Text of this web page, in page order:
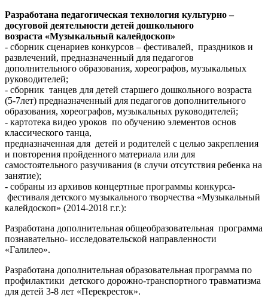
Разработана педагогическая технология культурно –
досуговой деятельности детей дошкольного
возраста «Музыкальный калейдоскоп»
- сборник сценариев конкурсов – фестивалей, праздников и
развлечений, предназначенный для педагогов
дополнительного образования, хореографов, музыкальных
руководителей;
- сборник танцев для детей старшего дошкольного возраста
(5-7лет) предназначенный для педагогов дополнительного
образования, хореографов, музыкальных руководителей;
- картотека видео уроков по обучению элементов основ
классического танца,
предназначенная для детей и родителей с целью закрепления
и повторения пройденного материала или для
самостоятельного разучивания (в случи отсутствия ребенка на
занятие);
- собраны из архивов концертные программы конкурса-
фестиваля детского музыкального творчества «Музыкальный
калейдоскоп» (2014-2018 г.г.):
Разработана дополнительная общеобразовательная программа
познавательно- исследовательской направленности
«Галилео».
Разработана дополнительная образовательная программа по
профилактики детского дорожно-транспортного травматизма
для детей 3-8 лет «Перекресток».